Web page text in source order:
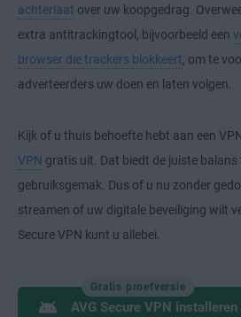
achterlaat over uw koopgedrag.
extra antitrackingtool, bijvoorbeeld een
browser die trackers blokkeert , om te
adverteerders uw doen en laten volgen.
Kijk of u thuis behoefte hebt aan een
VPN gratis uit. Dat biedt de juiste
gebruiksgemak. Dus of u nu zonder
streamen of uw digitale beveiliging wilt
Secure VPN kunt u allebei.
Gratis proefversie
AVG Secure VPN installeren